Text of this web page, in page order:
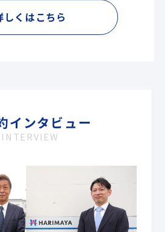
しくはこちら
インタビュー
INTERVIEW